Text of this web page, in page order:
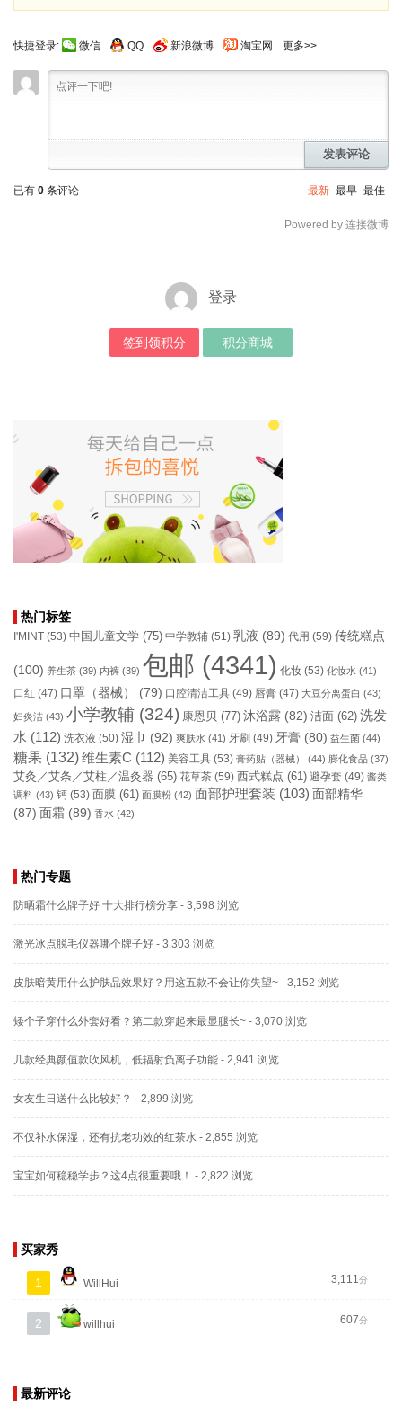
快捷登录: 微信 QQ 新浪微博 淘宝网 更多>>
发表评论
已有 0 条评论 最新 最早 最佳
Powered by 连接微博
登录
签到领积分 积分商城
热门标签
I'MINT (53) 中国儿童文学 (75) 中学教辅 (51) 乳液 (89) 代用 (59) 传统糕点
(100) 养生茶 (39) 内裤 (39) 包邮 (4341) 化妆 (53) 化妆水 (41)
口红 (47) 口罩（器械） (79) 口腔清洁工具 (49) 唇膏 (47) 大豆分离蛋白 (43)
妇炎洁 (43) 小学教辅 (324) 康恩贝 (77) 沐浴露 (82) 洁面 (62) 洗发
水 (112) 洗衣液 (50) 湿巾 (92) 爽肤水 (41) 牙刷 (49) 牙膏 (80) 益生菌 (44)
糖果 (132)维生素C (112) 美容工具 (53) 膏药贴（器械） (44) 膨化食品 (37)
艾灸／艾条／艾柱／温灸器 (65) 花草茶 (59) 西式糕点 (61) 避孕套 (49) 酱类
调料 (43) 钙 (53) 面膜 (61) 面膜粉 (42) 面部护理套装 (103) 面部精华
(87) 面霜 (89) 香水 (42)
热门专题
防晒霜什么牌子好 十大排行榜分享 - 3,598 浏览
激光冰点脱毛仪器哪个牌子好 - 3,303 浏览
皮肤暗黄用什么护肤品效果好？用这五款不会让你失望~ - 3,152 浏览
矮个子穿什么外套好看？第二款穿起来最显腿长~ - 3,070 浏览
几款经典颜值款吹风机，低辐射负离子功能 - 2,941 浏览
女友生日送什么比较好？ - 2,899 浏览
不仅补水保湿，还有抗老功效的红茶水 - 2,855 浏览
宝宝如何稳稳学步？这4点很重要哦！ - 2,822 浏览
买家秀
1 WillHui 3,111分
2 willhui 607分
最新评论